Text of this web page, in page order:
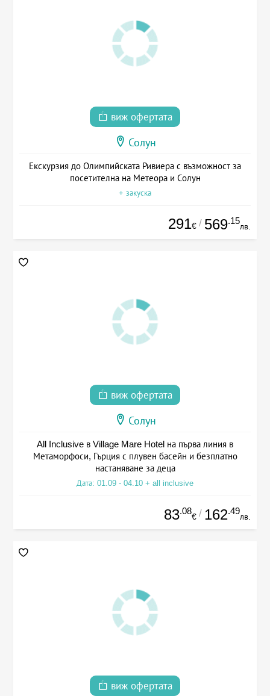
виж офертата
Солун
Екскурзия до Олимпийската Ривиера с възможност за
посетителна на Метеора и Солун
+ закуска
291€ / 569.15
лв.
виж офертата
Солун
All Inclusive в Village Mare Hotel на първа линия в
Метаморфоси, Гърция с плувен басейн и безплатно
настаняване за деца
Дата: 01.09 - 04.10 + all inclusive
83.08
€ / 162.49
лв.
виж офертата